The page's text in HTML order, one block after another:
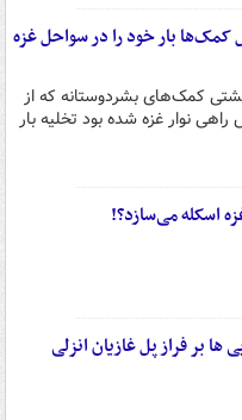
بار خود را در سواحل غزه
کمک‌های بشردوستانه که از
راهی نوار غزه شده بود تخلیه بار
اسکله می‌سازد؟!
بر فراز پل غازیان انزلی